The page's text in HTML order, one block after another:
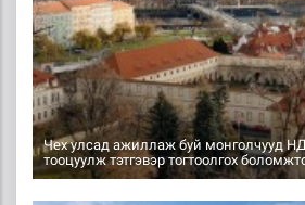
Чех улсад ажиллаж буй монголчууд
тооцуулж тэтгэвэр тогтоолгох